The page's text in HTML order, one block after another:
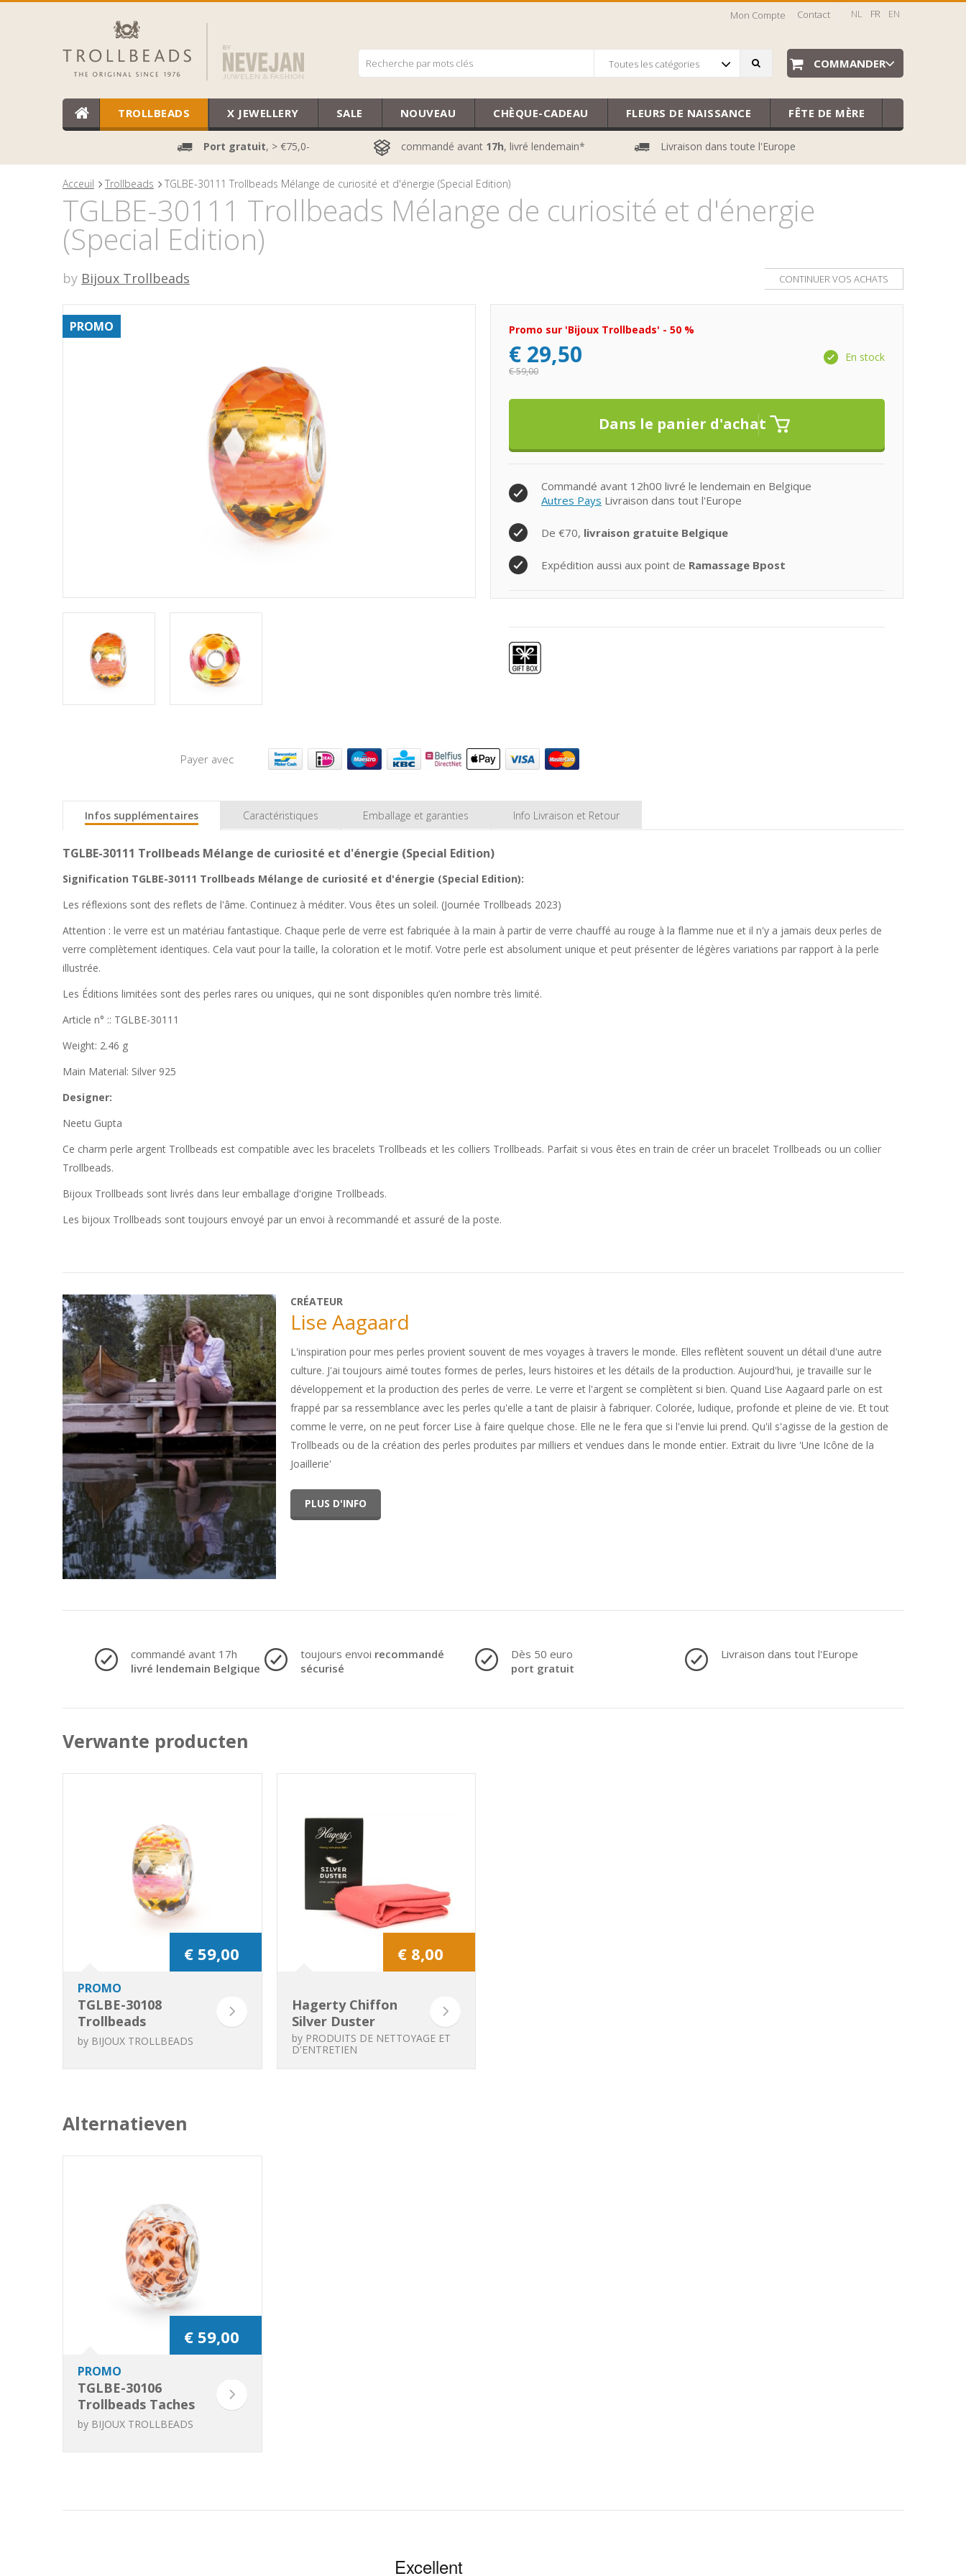
Mon Compte Contact NL FR EN
Toutes les catégories COMMANDER
TROLLBEADS X JEWELLERY SALE NOUVEAU CHÈQUE-CADEAU FLEURS DE NAISSANCE FÊTE DE MÈRE
Port gratuit, > €75,0- commandé avant 17h, livré lendemain* Livraison dans toute l'Europe
Acceuil Trollbeads TGLBE-30111 Trollbeads Mélange de curiosité et d'énergie (Special Edition)
TGLBE-30111 Trollbeads Mélange de curiosité et d'énergie
(Special Edition)
by Bijoux Trollbeads CONTINUER VOS ACHATS
PROMO Promo sur 'Bijoux Trollbeads' - 50 %
€ 29,50
€59,00
En stock
Commandé avant 12h00 livré le lendemain en Belgique
Autres Pays Livraison dans tout l'Europe
De €70, livraison gratuite Belgique
Expédition aussi aux point de Ramassage Bpost
Payer avec
Infos supplémentaires Caractéristiques Emballage et garanties Info Livraison et Retour
TGLBE-30111 Trollbeads Mélange de curiosité et d'énergie (Special Edition)
Signification TGLBE-30111 Trollbeads Mélange de curiosité et d'énergie (Special Edition):
Les réflexions sont des reflets de l'âme. Continuez à méditer. Vous êtes un soleil. (Journée Trollbeads 2023)
Attention : le verre est un matériau fantastique. Chaque perle de verre est fabriquée à la main à partir de verre chauffé au rouge à la flamme nue et il n'y a jamais deux perles de
verre complètement identiques. Cela vaut pour la taille, la coloration et le motif. Votre perle est absolument unique et peut présenter de légères variations par rapport à la perle
illustrée.
Les Éditions limitées sont des perles rares ou uniques, qui ne sont disponibles qu’en nombre très limité.
Article n° :: TGLBE-30111
Weight: 2.46 g
Main Material: Silver 925
Designer:
Neetu Gupta
Ce charm perle argent Trollbeads est compatible avec les bracelets Trollbeads et les colliers Trollbeads. Parfait si vous êtes en train de créer un bracelet Trollbeads ou un collier
Trollbeads.
Bijoux Trollbeads sont livrés dans leur emballage d'origine Trollbeads.
Les bijoux Trollbeads sont toujours envoyé par un envoi à recommandé et assuré de la poste.
CRÉATEUR
Lise Aagaard
L'inspiration pour mes perles provient souvent de mes voyages à travers le monde. Elles reflètent souvent un détail d'une autre
culture. J'ai toujours aimé toutes formes de perles, leurs histoires et les détails de la production. Aujourd'hui, je travaille sur le
développement et la production des perles de verre. Le verre et l'argent se complètent si bien. Quand Lise Aagaard parle on est
frappé par sa ressemblance avec les perles qu'elle a tant de plaisir à fabriquer. Colorée, ludique, profonde et pleine de vie. Et tout
comme le verre, on ne peut forcer Lise à faire quelque chose. Elle ne le fera que si l'envie lui prend. Qu'il s'agisse de la gestion de
Trollbeads ou de la création des perles produites par milliers et vendues dans le monde entier. Extrait du livre 'Une Icône de la
Joaillerie'
PLUS D'INFO
commandé avant 17h
livré lendemain Belgique
toujours envoi recommandé
sécurisé
Dès 50 euro
port gratuit
Livraison dans tout l'Europe
Verwante producten
€ 59,00
PROMO
TGLBE-30108
Trollbeads
Mélange du passé
(Special Edition)
by BIJOUX TROLLBEADS
€ 8,00
Hagerty Chiffon
Silver Duster
by PRODUITS DE NETTOYAGE ET
D'ENTRETIEN
Alternatieven
€ 59,00
PROMO
TGLBE-30106
Trollbeads Taches
de léopard
by BIJOUX TROLLBEADS